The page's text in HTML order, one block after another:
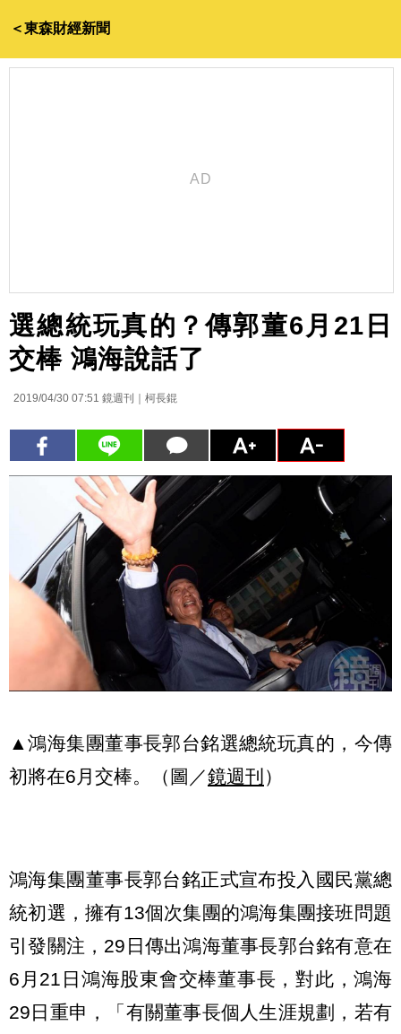
＜東森財經新聞
選總統玩真的？傳郭董6月21日
交棒 鴻海說話了
2019/04/30 07:51 鏡週刊｜柯長錕
▲鴻海集團董事長郭台銘選總統玩真的，今傳
初將在6月交棒。（圖／鏡週刊 ）
鴻海集團董事長郭台銘正式宣布投入國民黨總
統初選，擁有13個次集團的鴻海集團接班問題
引發關注，29日傳出鴻海董事長郭台銘有意在
6月21日鴻海股東會交棒董事長，對此，鴻海
29日重申，「有關董事長個人生涯規劃，若有